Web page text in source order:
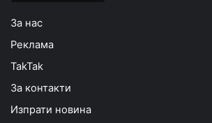
За нас
Реклама
TakTak
За контакти
Изпрати новина